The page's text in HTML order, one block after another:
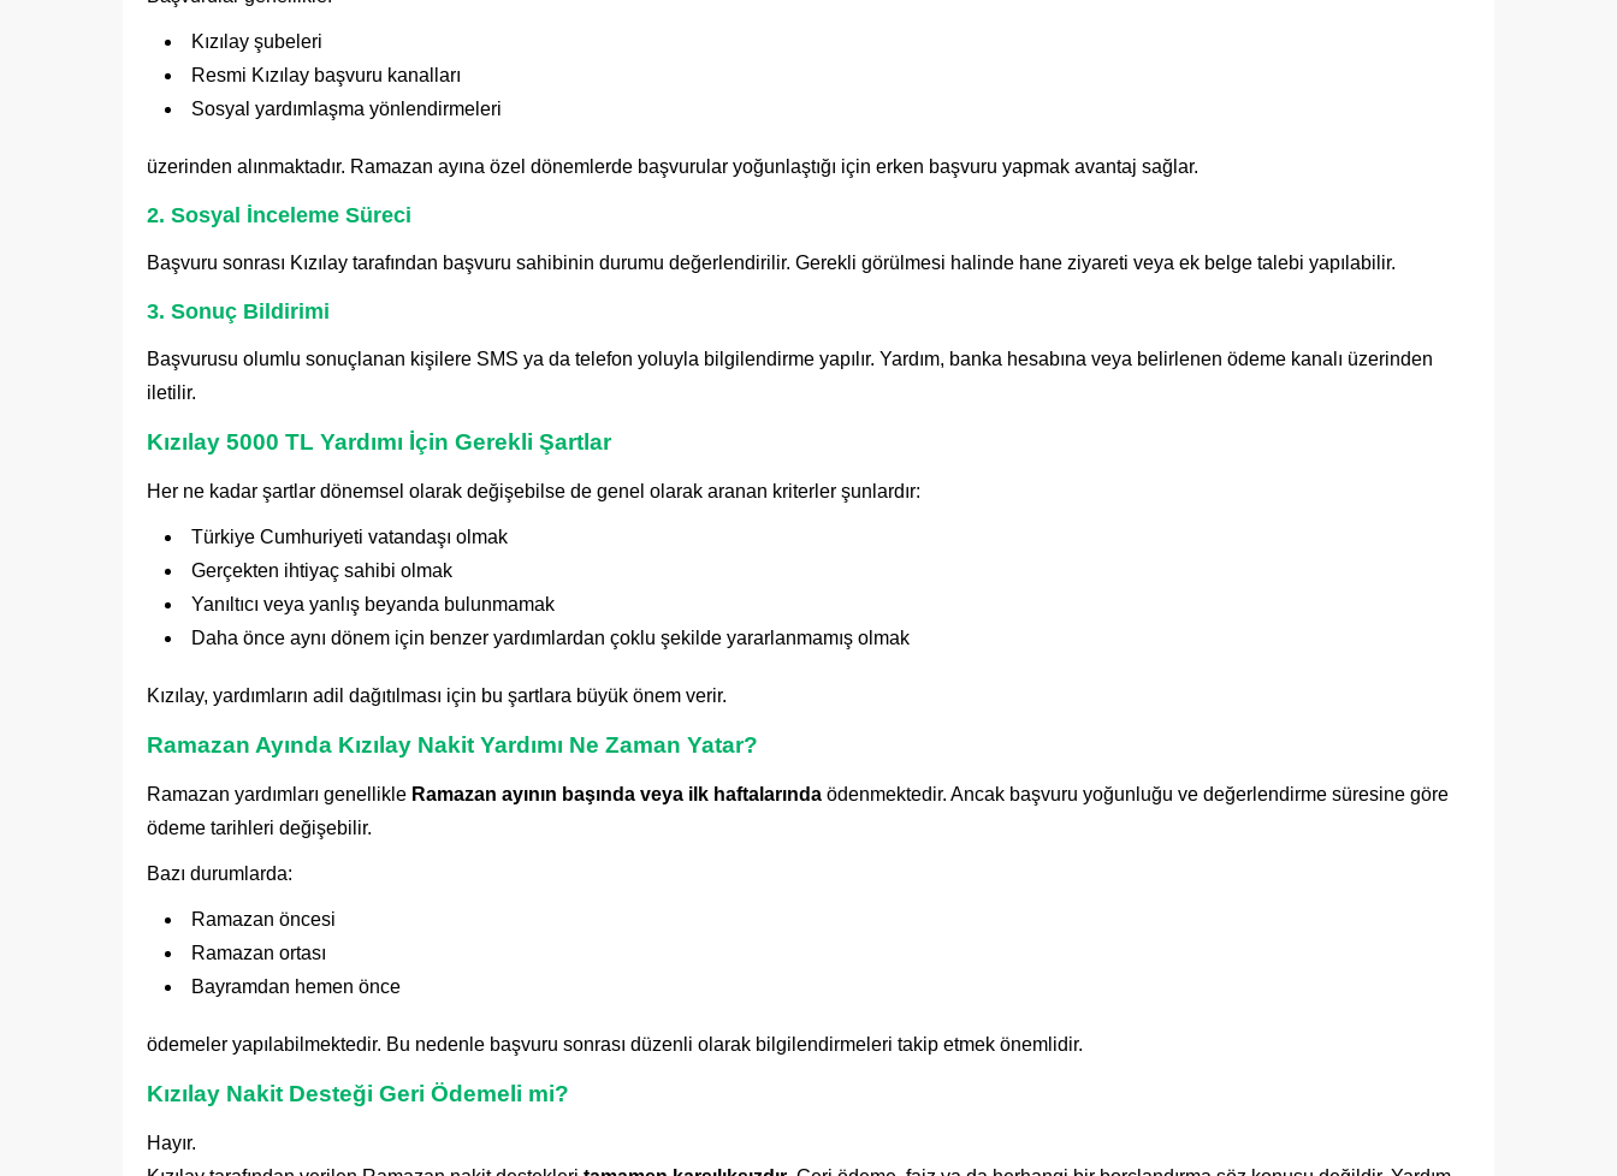
Kızılay şubeleri
Resmi Kızılay başvuru kanalları
Sosyal yardımlaşma yönlendirmeleri
üzerinden alınmaktadır. Ramazan ayına özel dönemlerde başvurular yoğunlaştığı için erken başvuru yapmak avantaj sağlar.
2. Sosyal İnceleme Süreci
Başvuru sonrası Kızılay tarafından başvuru sahibinin durumu değerlendirilir. Gerekli görülmesi halinde hane ziyareti veya ek belge talebi yapılabilir.
3. Sonuç Bildirimi
Başvurusu olumlu sonuçlanan kişilere SMS ya da telefon yoluyla bilgilendirme yapılır. Yardım, banka hesabına veya belirlenen ödeme kanalı üzerinden
iletilir.
Kızılay 5000 TL Yardımı İçin Gerekli Şartlar
Her ne kadar şartlar dönemsel olarak değişebilse de genel olarak aranan kriterler şunlardır:
Türkiye Cumhuriyeti vatandaşı olmak
Gerçekten ihtiyaç sahibi olmak
Yanıltıcı veya yanlış beyanda bulunmamak
Daha önce aynı dönem için benzer yardımlardan çoklu şekilde yararlanmamış olmak
Kızılay, yardımların adil dağıtılması için bu şartlara büyük önem verir.
Ramazan Ayında Kızılay Nakit Yardımı Ne Zaman Yatar?
Ramazan yardımları genellikle Ramazan ayının başında veya ilk haftalarında ödenmektedir. Ancak başvuru yoğunluğu ve değerlendirme süresine göre
ödeme tarihleri değişebilir.
Bazı durumlarda:
Ramazan öncesi
Ramazan ortası
Bayramdan hemen önce
ödemeler yapılabilmektedir. Bu nedenle başvuru sonrası düzenli olarak bilgilendirmeleri takip etmek önemlidir.
Kızılay Nakit Desteği Geri Ödemeli mi?
Hayır.